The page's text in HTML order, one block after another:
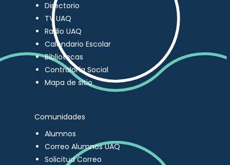
Directorio
TV UAQ
Radio UAQ
Calendario Escolar
Bibliotecas
Contraloría Social
Mapa de sitio
Comunidades
Alumnos
Correo Alumnos UAQ
Solicitud Correo